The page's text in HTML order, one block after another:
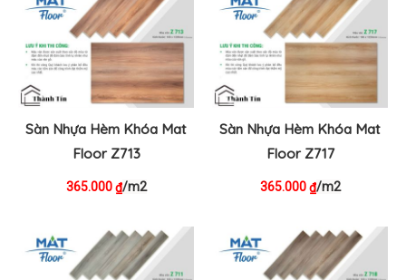
Sàn Nhựa Hèm Khóa Mat
Floor Z713
365.000₫/m2
Sàn Nhựa Hèm Khóa Mat
Floor Z717
365.000₫/m2